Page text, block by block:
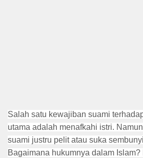
Salah satu kewajiban suami
utama adalah menafkahi istri.
suami justru pelit atau suka
Bagaimana hukumnya dalam